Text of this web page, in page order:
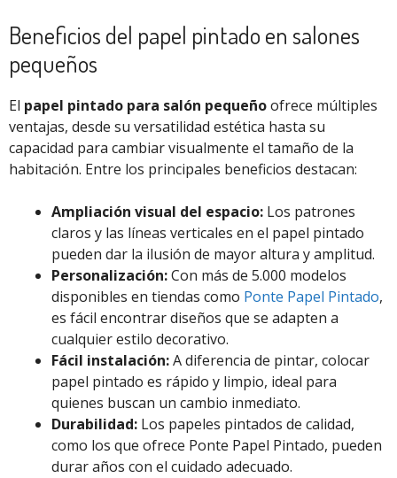
Beneficios del papel pintado en salones
pequeños
El papel pintado para salón pequeñoofrece múltiples
ventajas, desde su versatilidad estética hasta su
capacidad para cambiar visualmente el tamaño de la
habitación. Entre los principales beneficios destacan:
Ampliación visual del espacio: Los patrones
claros y las líneas verticales en el papel pintado
pueden dar la ilusión de mayor altura y amplitud.
Personalización:Con más de 5.000 modelos
disponibles en tiendas como Ponte Papel Pintado,
es fácil encontrar diseños que se adapten a
cualquier estilo decorativo.
Fácil instalación:A diferencia de pintar, colocar
papel pintado es rápido y limpio, ideal para
quienes buscan un cambio inmediato.
Durabilidad: Los papeles pintados de calidad,
como los que ofrece Ponte Papel Pintado, pueden
durar años con el cuidado adecuado.